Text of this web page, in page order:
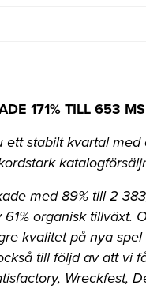
171% TILL 653
ett stabilt kvartal
med 89% till 2
61% organisk
kvalitet på nya
till följd av att vi
Wreckfest,